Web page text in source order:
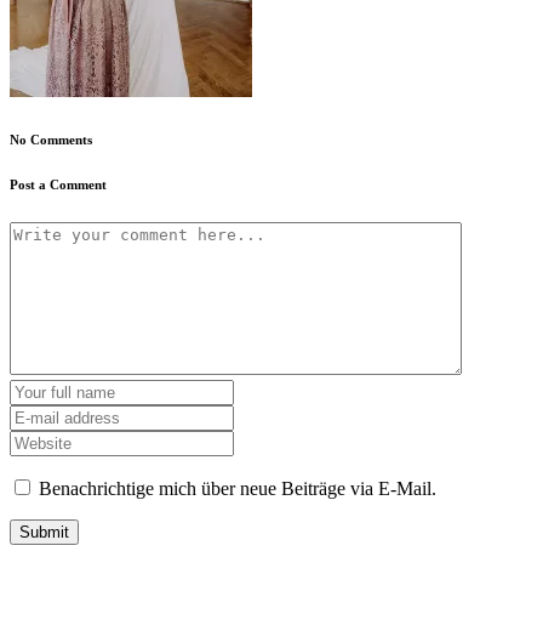
No Comments
Post a Comment
Benachrichtige mich über neue Beiträge via E-Mail.
Submit